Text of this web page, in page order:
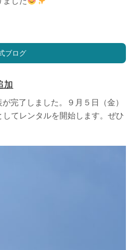
ブログ
加
完了しました。９月５日（金）
してレンタルを開始します。ぜひ